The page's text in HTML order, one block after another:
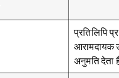
प्रतिलिपि
आरामदायक
अनुमति देता